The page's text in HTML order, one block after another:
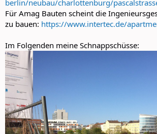
berlin/neubau/charlottenburg/
Für Amag Bauten scheint die
zu bauen: https://www.intertec.de/
Im Folgenden meine Schnappschüsse: